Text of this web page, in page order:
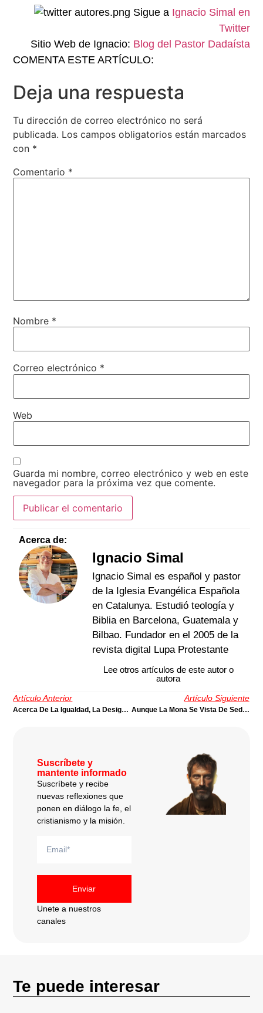
Sigue a Ignacio Simal en
Twitter
Sitio Web de Ignacio: Blog del Pastor Dadaísta
COMENTA ESTE ARTÍCULO:
Deja una respuesta
Tu dirección de correo electrónico no será
publicada. Los campos obligatorios están marcados
con *
Comentario *
Nombre *
Correo electrónico *
Web
Guarda mi nombre, correo electrónico y web en este
navegador para la próxima vez que comente.
Acerca de:
Ignacio Simal
Ignacio Simal es español y pastor
de la Iglesia Evangélica Española
en Catalunya. Estudió teología y
Biblia en Barcelona, Guatemala y
Bilbao. Fundador en el 2005 de la
revista digital Lupa Protestante
Lee otros artículos de este autor o
autora
Artículo Anterior
Acerca De La Igualdad, La Desigualdad… Y Obama | Por Samuel Escobar
Artículo Siguiente
Aunque La Mona Se Vista De Seda … Mona Se Queda: Títulos Teológicos Y Ministeriales Sin Teología | Por Osías Segura
Suscríbete y
mantente informado
Suscríbete y recibe
nuevas reflexiones que
ponen en diálogo la fe, el
cristianismo y la misión.
Enviar
Unete a nuestros
canales
Te puede interesar